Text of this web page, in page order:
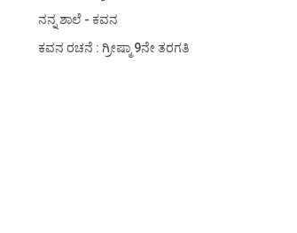
ನನ್ನ ಶಾಲೆ - ಕವನ
ಕವನ ರಚನೆ : ಗ್ರೀಷ್ಮಾ 9ನೇ ತರಗತಿ